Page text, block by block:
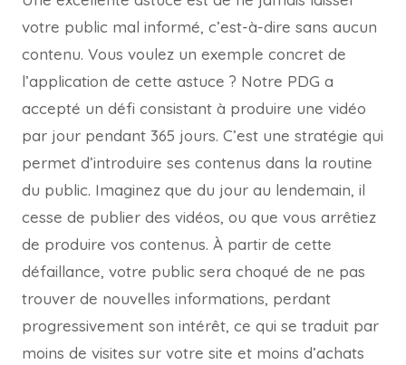
votre public mal informé, c’est-à-dire sans aucun
contenu. Vous voulez un exemple concret de
l’application de cette astuce ? Notre PDG a
accepté un défi consistant à produire une vidéo
par jour pendant 365 jours. C’est une stratégie qui
permet d’introduire ses contenus dans la routine
du public. Imaginez que du jour au lendemain, il
cesse de publier des vidéos, ou que vous arrêtiez
de produire vos contenus. À partir de cette
défaillance, votre public sera choqué de ne pas
trouver de nouvelles informations, perdant
progressivement son intérêt, ce qui se traduit par
moins de visites sur votre site et moins d’achats